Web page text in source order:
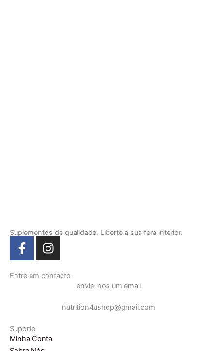
Suplementos de qualidade. Liberte a sua fera interior.
F
a
e
k
-
I
n
t
m
Entre em contacto
envie-nos um email
nutrition4ushop@gmail.com
Suporte
Minha Conta